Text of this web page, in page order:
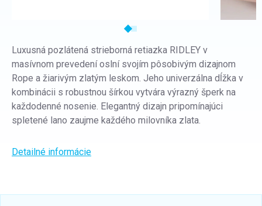
Luxusná pozlátená strieborná retiazka RIDLEY v
masívnom prevedení oslní svojím pôsobivým dizajnom
Rope a žiarivým zlatým leskom. Jeho univerzálna dĺžka v
kombinácii s robustnou šírkou vytvára výrazný šperk na
každodenné nosenie. Elegantný dizajn pripomínajúci
spletené lano zaujme každého milovníka zlata.
Detailné informácie